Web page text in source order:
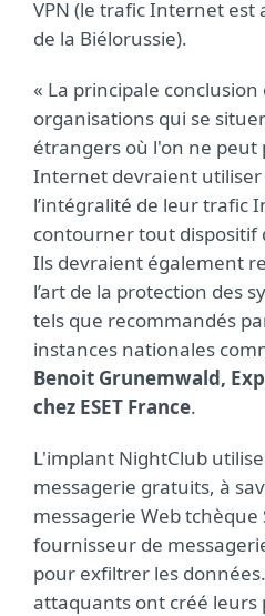
VPN (le trafic Internet est
de la Biélorussie).
« La principale conclusion
organisations qui se
étrangers où l'on ne peut
Internet devraient
l’intégralité de leur trafic
contourner tout dispositif
Ils devraient également
l’art de la protection des
tels que recommandés
instances nationales
Benoit Grunemwald,
chez ESET France.
L'implant NightClub
messagerie gratuits, à
messagerie Web tchèque
fournisseur de
pour exfiltrer les données.
attaquants ont créé leurs